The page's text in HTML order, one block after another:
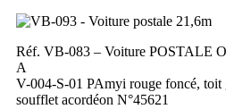
Réf. VB-083 – Voiture POSTALE
A
V-004-S-01 PAmyi rouge foncé, toit
soufflet acordéon N°45621